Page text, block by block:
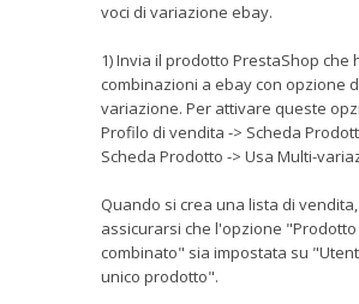
voci di variazione ebay.
1) Invia il prodotto PrestaShop che
combinazioni a ebay con opzione
variazione. Per attivare queste
Profilo di vendita -> Scheda
Scheda Prodotto -> Usa Multi-
Quando si crea una lista di vendita,
assicurarsi che l'opzione "Prodotto
combinato" sia impostata su
unico prodotto".